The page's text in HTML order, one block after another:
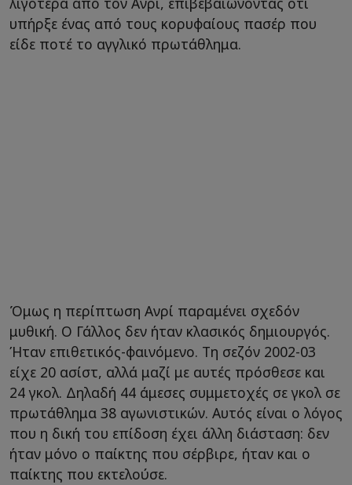
υπήρξε ένας από τους κορυφαίους πασέρ που
είδε ποτέ το αγγλικό πρωτάθλημα.
Όμως η περίπτωση Ανρί παραμένει σχεδόν
μυθική. Ο Γάλλος δεν ήταν κλασικός δημιουργός.
Ήταν επιθετικός-φαινόμενο. Τη σεζόν 2002-03
είχε 20 ασίστ, αλλά μαζί με αυτές πρόσθεσε και
24 γκολ. Δηλαδή 44 άμεσες συμμετοχές σε γκολ σε
πρωτάθλημα 38 αγωνιστικών. Αυτός είναι ο λόγος
που η δική του επίδοση έχει άλλη διάσταση: δεν
ήταν μόνο ο παίκτης που σέρβιρε, ήταν και ο
παίκτης που εκτελούσε.